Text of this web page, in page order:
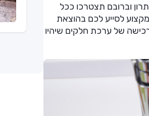
וברובם תצטרכו ככל
לסייע לכם בהוצאת
של ערכת חלקים שיהיו